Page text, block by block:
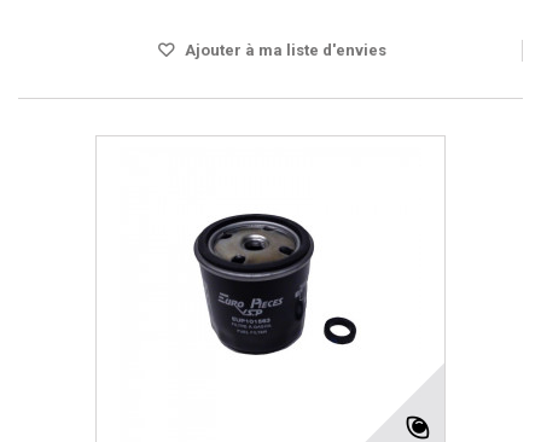
Ajouter à ma liste d'envies